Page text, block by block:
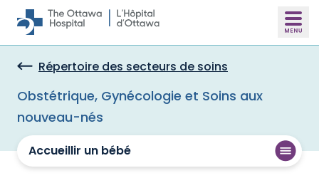
Skip to main content
Répertoire des secteurs de soins
Obstétrique, Gynécologie et Soins aux
nouveau-nés
Accueillir un bébé